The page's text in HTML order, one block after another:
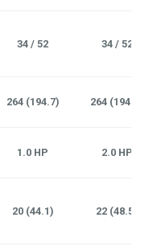
34 / 52 34 / 52
264 (194.7) 264 (194.7)
1.0 HP 2.0 HP
20 (44.1) 22 (48.5)